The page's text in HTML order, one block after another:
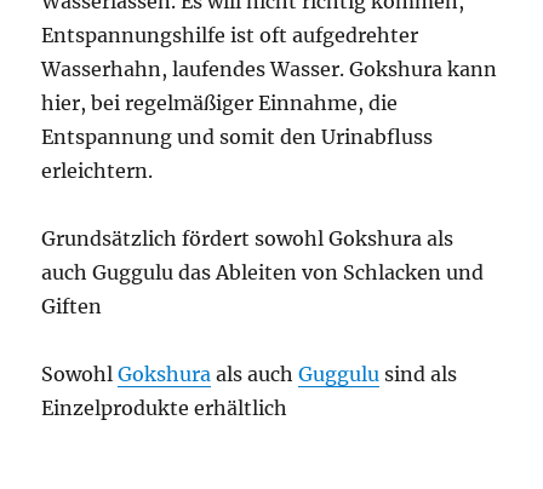
Entspannungshilfe ist oft aufgedrehter
Wasserhahn, laufendes Wasser. Gokshura kann
hier, bei regelmäßiger Einnahme, die
Entspannung und somit den Urinabfluss
erleichtern.
Grundsätzlich fördert sowohl Gokshura als
auch Guggulu das Ableiten von Schlacken und
Giften
SowohlGokshura als auchGuggulu sind als
Einzelprodukte erhältlich